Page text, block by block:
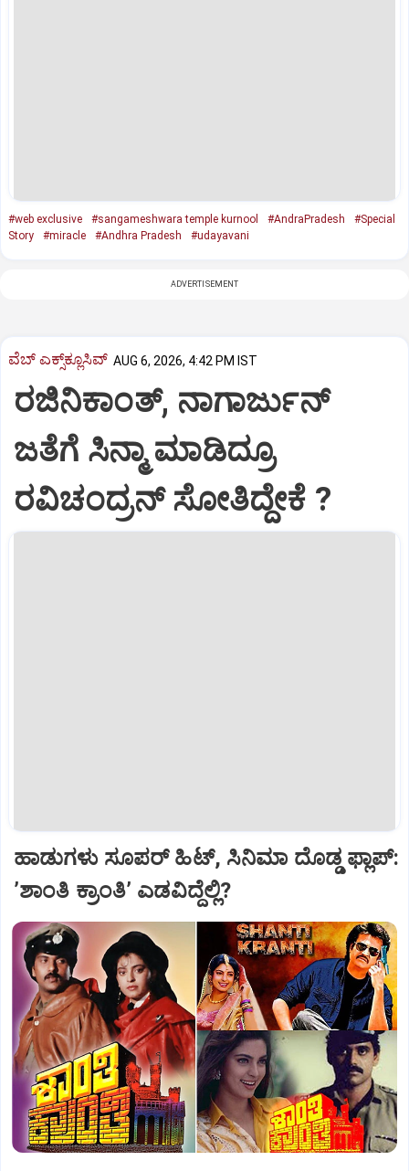
#web exclusive #sangameshwara temple kurnool #AndraPradesh
#Special
Story
#miracle #Andhra Pradesh #udayavani
ADVERTISEMENT
ವೆಬ್ ಎಕ್ಸ್‌ಕ್ಲೂಸಿವ್ AUG 6, 2026, 4:42 PM IST
ರಜಿನಿಕಾಂತ್‌, ನಾಗಾರ್ಜುನ್‌
ಜತೆಗೆ ಸಿನ್ಮಾ ಮಾಡಿದ್ರೂ
ರವಿಚಂದ್ರನ್ ಸೋತಿದ್ದೇಕೆ ?‌
ಹಾಡುಗಳು ಸೂಪರ್‌ ಹಿಟ್‌, ಸಿನಿಮಾ ದೊಡ್ಡ ಫ್ಲಾಪ್:
ʼಶಾಂತಿ ಕ್ರಾಂತಿʼ ಎಡವಿದ್ದೆಲ್ಲಿ?